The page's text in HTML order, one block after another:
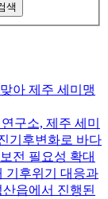
색
아 제주 세미맹
구소, 제주 세미
기후변화로 바다
전 필요성 확대
기후위기 대응과
읍에서 진행된